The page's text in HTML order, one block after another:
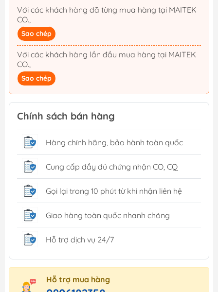
Với các khách hàng đã từng mua hàng tại MAITEK
CO.,
Sao chép
Với các khách hàng lần đầu mua hàng tại MAITEK
CO.,
Sao chép
Chính sách bán hàng
Hàng chính hãng, bảo hành toàn quốc
Cung cấp đầy đủ chứng nhận CO, CQ
Gọi lại trong 10 phút từ khi nhận liên hệ
Giao hàng toàn quốc nhanh chóng
Hỗ trợ dịch vụ 24/7
Hỗ trợ mua hàng